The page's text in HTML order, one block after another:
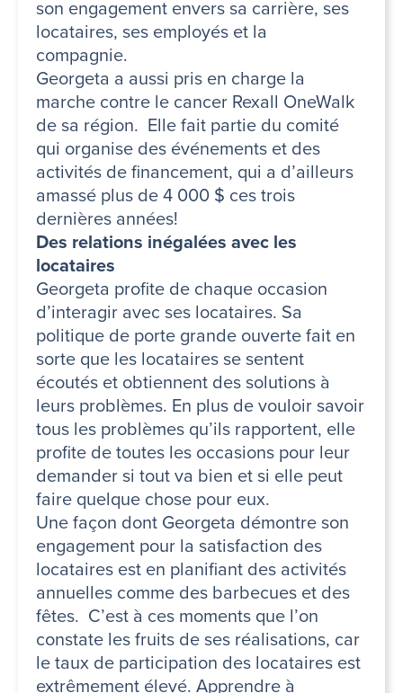
son engagement envers sa carrière, ses
locataires, ses employés et la
compagnie.
Georgeta a aussi pris en charge la
marche contre le cancer Rexall OneWalk
de sa région. Elle fait partie du comité
qui organise des événements et des
activités de financement, qui a d’ailleurs
amassé plus de 4 000 $ ces trois
dernières années!
Des relations inégalées avec les
locataires
Georgeta profite de chaque occasion
d’interagir avec ses locataires. Sa
politique de porte grande ouverte fait en
sorte que les locataires se sentent
écoutés et obtiennent des solutions à
leurs problèmes. En plus de vouloir savoir
tous les problèmes qu’ils rapportent, elle
profite de toutes les occasions pour leur
demander si tout va bien et si elle peut
faire quelque chose pour eux.
Une façon dont Georgeta démontre son
engagement pour la satisfaction des
locataires est en planifiant des activités
annuelles comme des barbecues et des
fêtes. C’est à ces moments que l’on
constate les fruits de ses réalisations, car
le taux de participation des locataires est
extrêmement élevé. Apprendre à